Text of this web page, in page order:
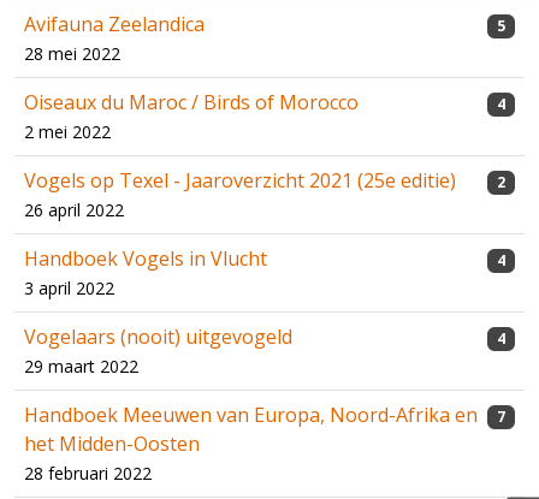
Avifauna Zeelandica
28 mei 2022
5
Oiseaux du Maroc / Birds of Morocco
2 mei 2022
4
Vogels op Texel - Jaaroverzicht 2021 (25e editie)
26 april 2022
2
Handboek Vogels in Vlucht
3 april 2022
4
Vogelaars (nooit) uitgevogeld
29 maart 2022
4
Handboek Meeuwen van Europa, Noord-Afrika en
het Midden-Oosten
28 februari 2022
7